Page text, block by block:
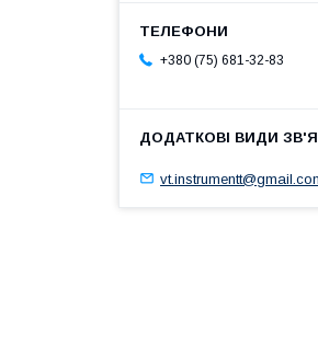
+380 (75) 681-32-83